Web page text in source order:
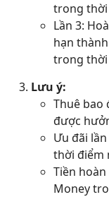
trong
Lần 3:
hạn
trong
Lưu ý:
Thuê bao
được
Ưu đãi
thời điểm
Tiền
Money